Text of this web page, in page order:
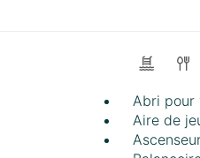
Abri pour
Aire de